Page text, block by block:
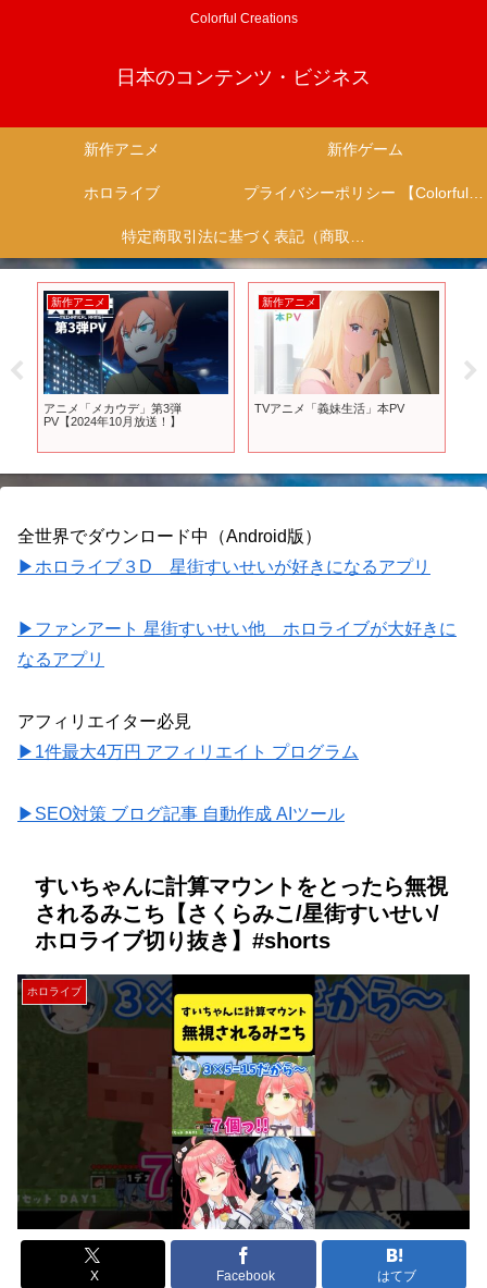
Colorful Creations
日本のコンテンツ・ビジネス
新作アニメ 新作ゲーム
ホロライブ プライバシーポリシー 【Colorful Creation】
特定商取引法に基づく表記（商取引に関する開示）
新作アニメ
アニメ「メカウデ」第3弾
PV【2024年10月放送！】
新作アニメ
TVアニメ「義妹生活」本PV
全世界でダウンロード中（Android版）
▶ホロライブ３D 星街すいせいが好きになるアプリ
▶ファンアート 星街すいせい他 ホロライブが大好きに
なるアプリ
アフィリエイター必見
▶1件最大4万円 アフィリエイト プログラム
▶SEO対策 ブログ記事 自動作成 AIツール
すいちゃんに計算マウントをとったら無視
されるみこち【さくらみこ/星街すいせい/
ホロライブ切り抜き】#shorts
ホロライブ
X Facebook はてブ